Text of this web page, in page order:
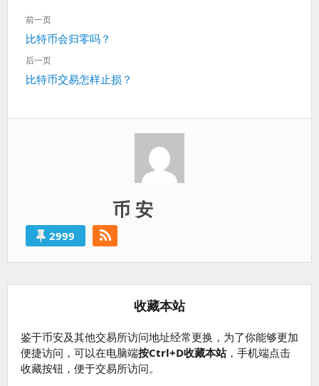
文
章
导
航
前一页
上
一
比特币会归零吗？
后一页
下
比特币交易怎样止损？
币 安
2999
收藏本站
鉴于币安及其他交易所访问地址经常更换，为了你能够更加
便捷访问，可以在电脑端按Ctrl+D收藏本站，手机端点击
收藏按钮，便于交易所访问。